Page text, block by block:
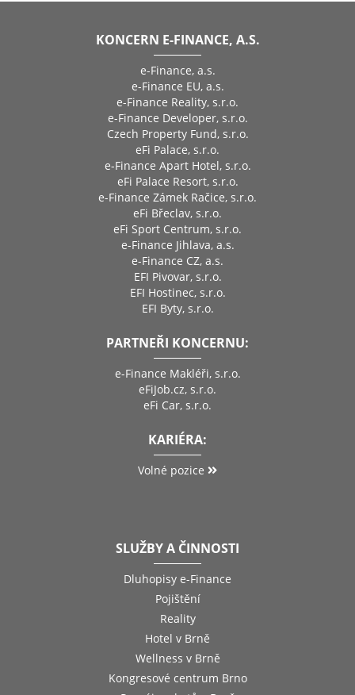
KONCERN E-FINANCE, A.S.
e-Finance, a.s.
e-Finance EU, a.s.
e-Finance Reality, s.r.o.
e-Finance Developer, s.r.o.
Czech Property Fund, s.r.o.
eFi Palace, s.r.o.
e-Finance Apart Hotel, s.r.o.
eFi Palace Resort, s.r.o.
e-Finance Zámek Račice, s.r.o.
eFi Břeclav, s.r.o.
eFi Sport Centrum, s.r.o.
e-Finance Jihlava, a.s.
e-Finance CZ, a.s.
EFI Pivovar, s.r.o.
EFI Hostinec, s.r.o.
EFI Byty, s.r.o.
PARTNEŘI KONCERNU:
e-Finance Makléři, s.r.o.
eFiJob.cz, s.r.o.
eFi Car, s.r.o.
KARIÉRA:
Volné pozice
SLUŽBY A ČINNOSTI
Dluhopisy e-Finance
Pojištění
Reality
Hotel v Brně
Wellness v Brně
Kongresové centrum Brno